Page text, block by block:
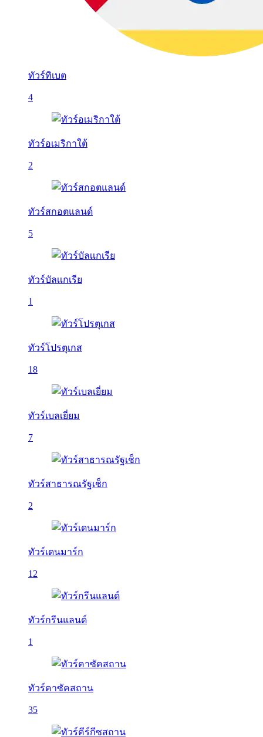
ทัวร์ทิเบต
4
ทัวร์อเมริกาใต้
2
ทัวร์สกอตแลนด์
5
ทัวร์บัลเเกเรีย
1
ทัวร์โปรตุเกส
18
ทัวร์เบลเยี่ยม
7
ทัวร์สาธารณรัฐเช็ก
2
ทัวร์เดนมาร์ก
12
ทัวร์กรีนแลนด์
1
ทัวร์คาซัคสถาน
35